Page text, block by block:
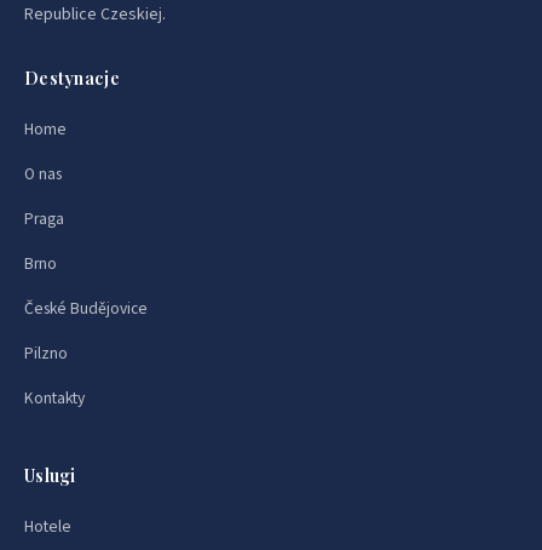
Republice Czeskiej.
Destynacje
Home
O nas
Praga
Brno
České Budějovice
Pilzno
Kontakty
Uslugi
Hotele